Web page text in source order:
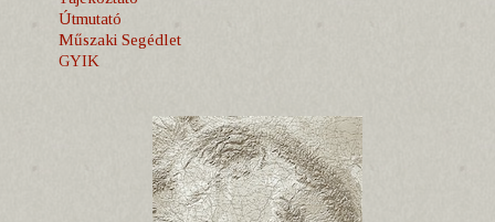
Útmutató
Műszaki Segédlet
GYIK